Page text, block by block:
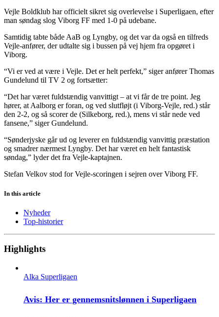
Vejle Boldklub har officielt sikret sig overlevelse i Superligaen, efter
man søndag slog Viborg FF med 1-0 på udebane.
Samtidig tabte både AaB og Lyngby, og det var da også en tilfreds
Vejle-anfører, der udtalte sig i bussen på vej hjem fra opgøret i
Viborg.
“Vi er ved at være i Vejle. Det er helt perfekt,” siger anfører Thomas
Gundelund til TV 2 og fortsætter:
“Det har været fuldstændig vanvittigt – at vi får de tre point. Jeg
hører, at Aalborg er foran, og ved slutfløjt (i Viborg-Vejle, red.) står
den 2-2, og så scorer de (Silkeborg, red.), mens vi står nede ved
fansene,” siger Gundelund.
“Sønderjyske går ud og leverer en fuldstændig vanvittig præstation
og smadrer nærmest Lyngby. Det har været en helt fantastisk
søndag,” lyder det fra Vejle-kaptajnen.
Stefan Velkov stod for Vejle-scoringen i sejren over Viborg FF.
In this article
Nyheder
Top-historier
Highlights
Alka Superligaen
Avis: Her er gennemsnitslønnen i Superligaen